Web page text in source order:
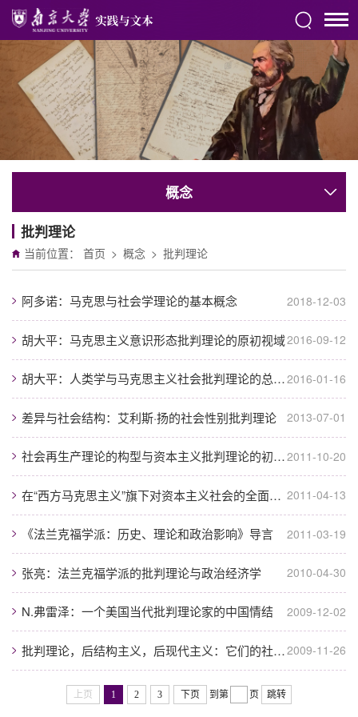
概念
批判理论
当前位置： 首页 > 概念 > 批判理论
阿多诺：马克思与社会学理论的基本概念 2018-12-03
胡大平：马克思主义意识形态批判理论的原初视域2016-09-12
胡大平：人类学与马克思主义社会批判理论的总体性框架2016-01-16
差异与社会结构：艾利斯·扬的社会性别批判理论 2013-07-01
社会再生产理论的构型与资本主义批判理论的初步建构—经济哲学语境中的《伦敦笔记...2011-10-20
在“西方马克思主义”旗下对资本主义社会的全面批判 2011-04-13
《法兰克福学派：历史、理论和政治影响》导言 2011-03-19
张亮：法兰克福学派的批判理论与政治经济学 2010-04-30
N.弗雷泽：一个美国当代批判理论家的中国情结 2009-12-02
批判理论，后结构主义，后现代主义：它们的社会学关联2009-11-26
上页 1 2 3 下页 到第 页 跳转